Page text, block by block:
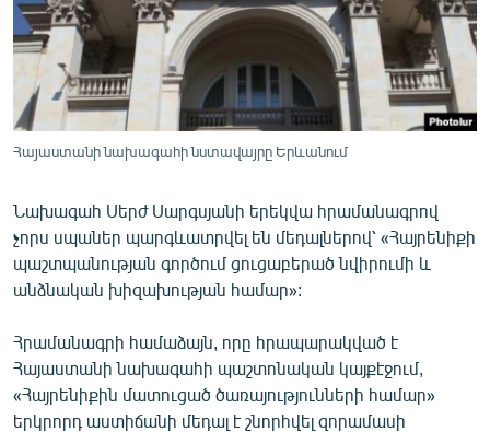
ՄԻՋԱԶԳԱՅԻՆ
ՄՇԱԿՈՒՅԹ
ՍՊՈՐՏ
ՄԵԿՆԱԲԱՆՈՒԹՅՈՒՆ
ԿՈՐՈՆԱՎԻՐՈՒՍ
ԱՐԽԻՎ
ՏԵՍԱՆՅՈՒԹԵՐ
ԲԱՆԱՎԵՃ
ՁԳՏԵԼՈՎ ԼԱՎԱԳՈՒՅՆԻՆ
ՓՈԴՔԱՍԹ
Հայաստանի նախագահի նստավայրը Երևանում
Նախագահ Սերժ Սարգսյանի երեկվա հրամանագրով
չորս սպաներ պարգևատրվել են մեդալներով՝ «Հայրենիքի
պաշտպանության գործում ցուցաբերած նվիրումի և
անձնական խիզախության համար»:
Հրամանագրի համաձայն, որը հրապարակված է
Հայաստանի նախագահի պաշտոնական կայքէջում,
«Հայրենիքին մատուցած ծառայությունների համար»
երկրորդ աստիճանի մեդալ է շնորհվել զորամասի